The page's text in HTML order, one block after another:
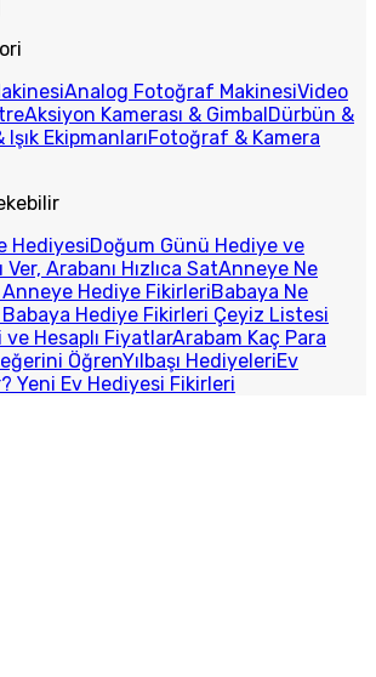
Analog Fotoğraf MakinesiVideo
Aksiyon Kamerası & GimbalDürbün &
EkipmanlarıFotoğraf & Kamera
HediyesiDoğum Günü Hediye ve
Ver, Arabanı Hızlıca SatAnneye Ne
Anneye Hediye FikirleriBabaya Ne
Babaya Hediye Fikirleri Çeyiz Listesi
Hesaplı FiyatlarArabam Kaç Para
ÖğrenYılbaşı HediyeleriEv
Yeni Ev Hediyesi Fikirleri